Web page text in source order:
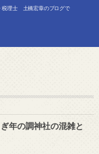
税理士 土橋宏章のブログで
年の調神社の混雑と